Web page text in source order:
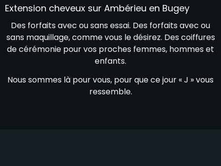
Extension cheveux sur Ambérieu en Bugey
Des forfaits avec ou sans essai. Des forfaits avec ou
sans maquillage, comme vous le désirez. Des coiffures
de cérémonie pour vos proches femmes, hommes et
enfants.
Nous sommes là pour vous, pour que ce jour « J » vous
ressemble.